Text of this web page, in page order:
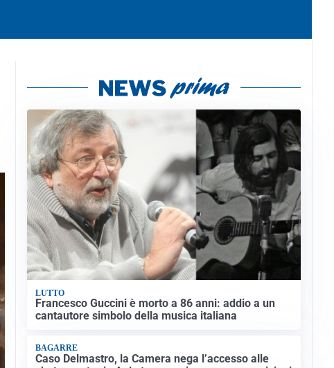
LUTTO
Francesco Guccini è morto a 86 anni: addio a un
cantautore simbolo della musica italiana
BAGARRE
Caso Delmastro, la Camera nega l’accesso alle